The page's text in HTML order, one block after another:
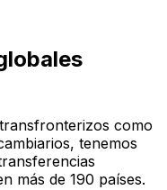
como
tenemos
más de 190 países.